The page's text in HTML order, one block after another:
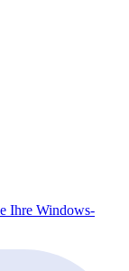
Ihre Windows-